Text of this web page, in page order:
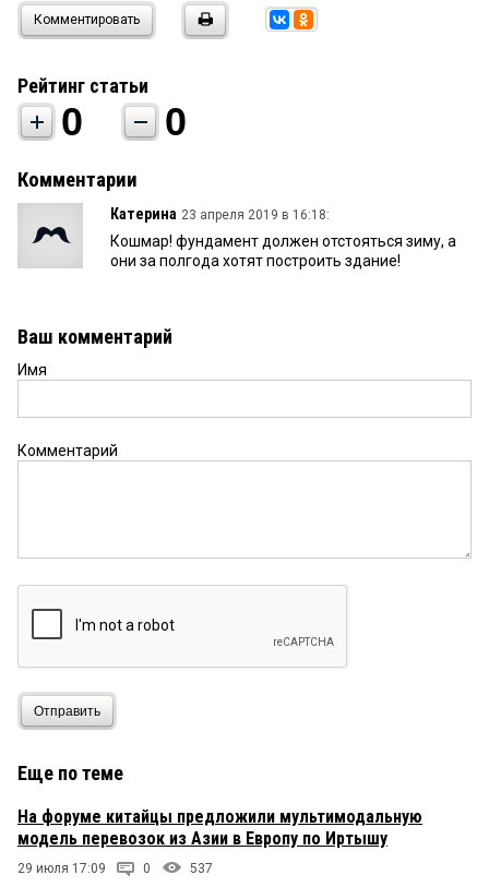
Комментировать
Рейтинг статьи
0 0
Комментарии
Катерина 23 апреля 2019 в 16:18:
Кошмар! фундамент должен отстояться зиму, а
они за полгода хотят построить здание!
Ваш комментарий
Имя
Комментарий
Отправить
Еще по теме
На форуме китайцы предложили мультимодальную
модель перевозок из Азии в Европу по Иртышу
29 июля 17:09 0 537